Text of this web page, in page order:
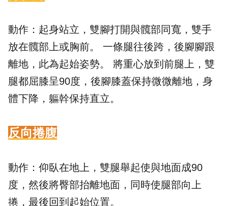
動作：起身站立，雙腳打開與髖部同寬，雙手
放在髖部上或胸前。 一條腿往後跨，後腳腳跟
離地，此為起始姿勢。 將重心放到前腿上，雙
腿都屈膝呈90度，後腳膝蓋保持微微離地，身
體下降，軀幹保持直立。
反向捲腹
動作：仰臥在地上，雙腿舉起使與地面成90
度，然後將臀部抬離地面，同時使腿部向上
捲，最後回到起始位置。